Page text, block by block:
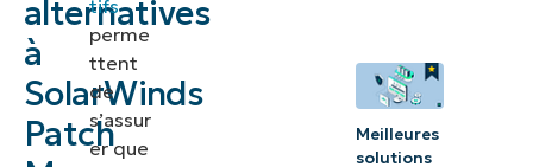
alternatives
à
SolarWinds
Patch
PC
3.
PDQ
Deploy
tifs
perme
ttent
de
s’assur
er que
Meilleures
solutions